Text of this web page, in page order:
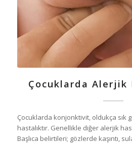
Çocuklarda
Çocuklarda konjonktivit, oldukça sık
hastalıktır. Genellikle diğer alerjik
Başlıca belirtileri; gözlerde kaşıntı,